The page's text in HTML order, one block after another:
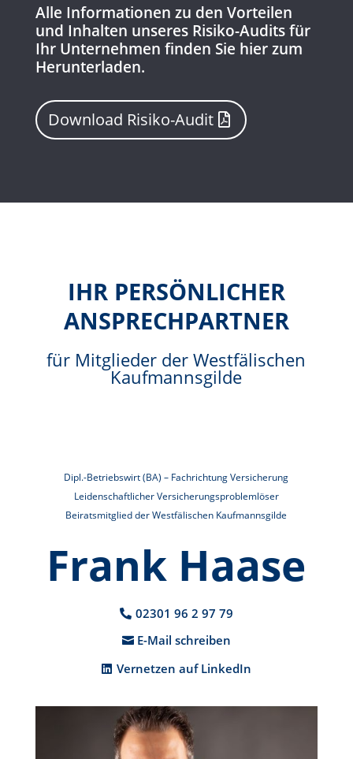
Alle Informationen zu den Vorteilen
und Inhalten unseres Risiko-Audits für
Ihr Unternehmen finden Sie hier zum
Herunterladen.
Download Risiko-Audit
IHR PERSÖNLICHER
ANSPRECHPARTNER
für Mitglieder der Westfälischen
Kaufmannsgilde
Dipl.-Betriebswirt (BA) – Fachrichtung Versicherung
Leidenschaftlicher Versicherungsproblemlöser
Beiratsmitglied der Westfälischen Kaufmannsgilde
Frank Haase
02301 96 2 97 79
E-Mail schreiben
Vernetzen auf LinkedIn